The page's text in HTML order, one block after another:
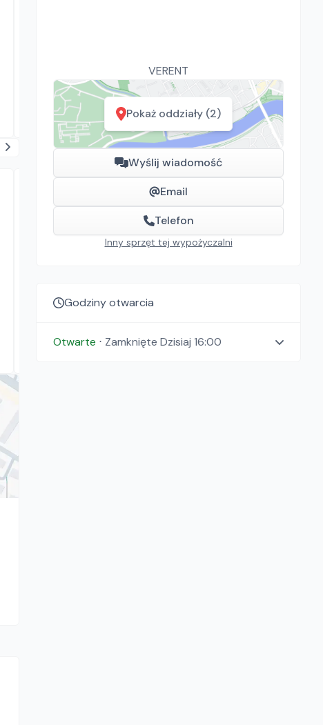
VERENT
Pokaż oddziały (2)
Wyślij wiadomość
Email
Telefon
Inny sprzęt tej wypożyczalni
Godziny otwarcia
Otwarte ⋅ Zamknięte Dzisiaj 16:00
121.77 zł/ dzień
Rzeszów
POJEMNIK DO BETONU KWADRATOWY
Warszawa, Łódź